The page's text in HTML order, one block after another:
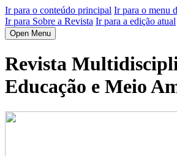
Ir para o conteúdo principal Ir para o menu
Ir para Sobre a Revista Ir para a edição atual
Open Menu
Revista
Educação e Meio